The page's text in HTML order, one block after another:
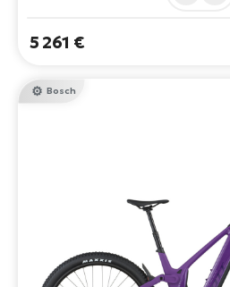
5 261 €
Bosch